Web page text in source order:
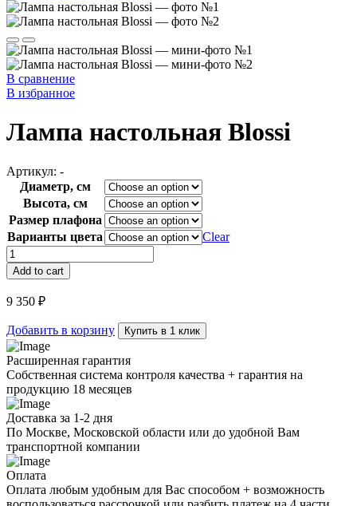
В сравнение
В избранное
Лампа настольная Blossi
Артикул: -
Диаметр, см
Высота, см
Размер плафона
Варианты цвета
Clear
Лампа
настольная
Blossi
quantity
Add to cart
9 350 ₽
Добавить в корзину Купить в 1 клик
Расширенная гарантия
Собственная система контроля качества + гарантия на
продукцию 18 месяцев
Доставка за 1-2 дня
По Москве, Московской области или до удобной Вам
транспортной компании
Оплата
Оплата любым удобным для Вас способом + возможность